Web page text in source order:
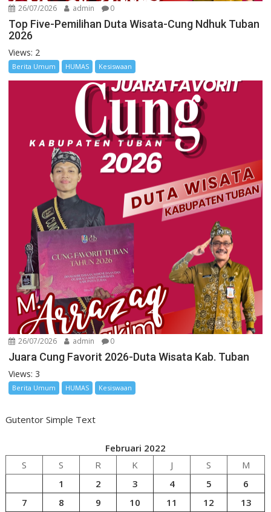
26/07/2026 admin 0
Top Five-Pemilihan Duta Wisata-Cung Ndhuk Tuban
2026
Views: 2
Berita Umum HUMAS Kesiswaan
26/07/2026 admin 0
Juara Cung Favorit 2026-Duta Wisata Kab. Tuban
Views: 3
Berita Umum HUMAS Kesiswaan
Gutentor Simple Text
Februari 2022
S
S R K J S
M
1
2 3 4 5
6
7
8 9 10 11 12
13